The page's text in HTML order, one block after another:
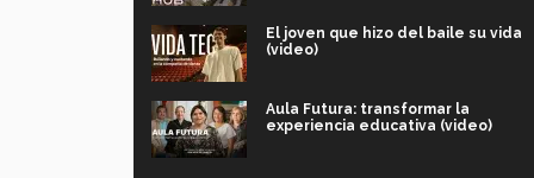
El joven que hizo del baile su vida
(video)
Aula Futura: transformar la
experiencia educativa (video)